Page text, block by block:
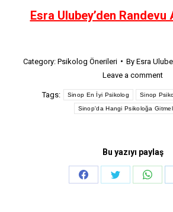
Esra Ulubey’den
Category: Psikolog Önerileri By Esra
Leave a comment
Tags: Sinop En İyi Psikolog Sinop
Sinop'da Hangi Psikoloğa
Bu yazıyı paylaş
Share
Share
Share